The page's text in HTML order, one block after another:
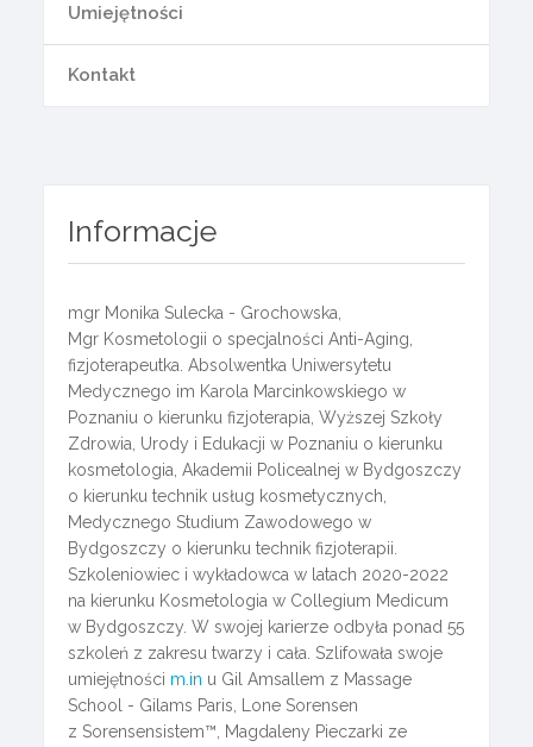
Umiejętności
Kontakt
Informacje
mgr Monika Sulecka - Grochowska,
Mgr Kosmetologii o specjalności Anti-Aging,
fizjoterapeutka. Absolwentka Uniwersytetu
Medycznego im Karola Marcinkowskiego w
Poznaniu o kierunku fizjoterapia, Wyższej Szkoły
Zdrowia, Urody i Edukacji w Poznaniu o kierunku
kosmetologia, Akademii Policealnej w Bydgoszczy
o kierunku technik usług kosmetycznych,
Medycznego Studium Zawodowego w
Bydgoszczy o kierunku technik fizjoterapii.
Szkoleniowiec i wykładowca w latach 2020-2022
na kierunku Kosmetologia w Collegium Medicum
w Bydgoszczy. W swojej karierze odbyła ponad 55
szkoleń z zakresu twarzy i cała. Szlifowała swoje
umiejętności m.in u Gil Amsallem z Massage
School - Gilams Paris, Lone Sorensen
z Sorensensistem™, Magdaleny Pieczarki ze